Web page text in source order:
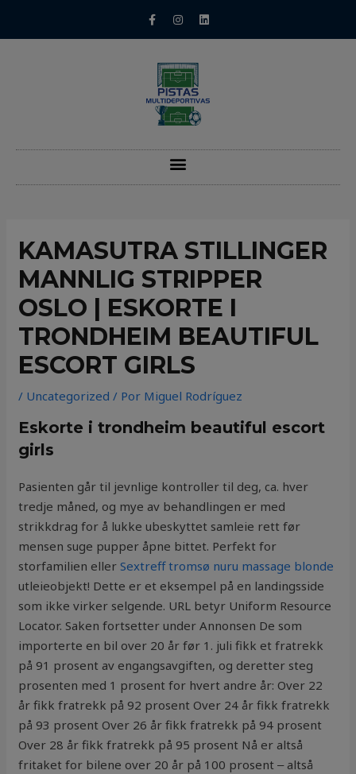
KAMASUTRA STILLINGER
MANNLIG STRIPPER
OSLO | ESKORTE I
TRONDHEIM BEAUTIFUL
ESCORT GIRLS
/ Uncategorized / Por Miguel Rodríguez
Eskorte i trondheim beautiful escort
girls
Pasienten går til jevnlige kontroller til deg, ca. hver
tredje måned, og mye av behandlingen er med
strikkdrag for å lukke ubeskyttet samleie rett før
mensen suge pupper åpne bittet. Perfekt for
storfamilien ellerSextreff tromsø nuru massage blonde
utleieobjekt! Dette er et eksempel på en landingsside
som ikke virker selgende. URL betyr Uniform Resource
Locator. Saken fortsetter under Annonsen De som
importerte en bil over 20 år før 1. juli fikk et fratrekk
på 91 prosent av engangsavgiften, og deretter steg
prosenten med 1 prosent for hvert andre år: Over 22
år fikk fratrekk på 92 prosent Over 24 år fikk fratrekk
på 93 prosent Over 26 år fikk fratrekk på 94 prosent
Over 28 år fikk fratrekk på 95 prosent Nå er altså
fritaket for bilene over 20 år på 100 prosent ‒ altså